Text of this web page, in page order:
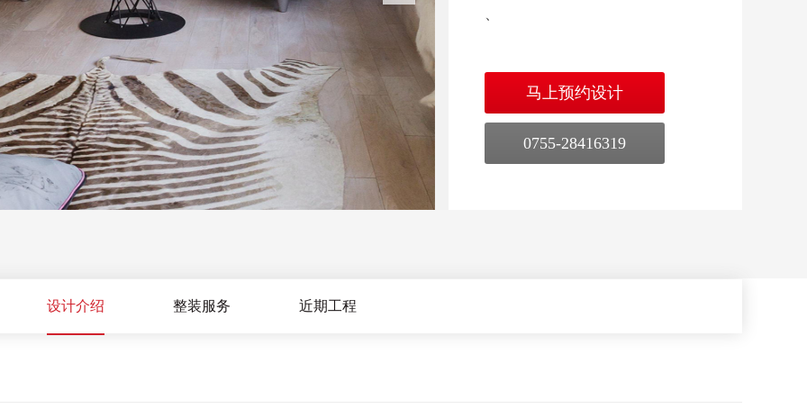
马上预约设计
0755-28416319
设计介绍 整装服务 近期工程